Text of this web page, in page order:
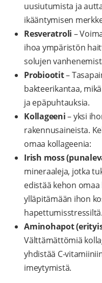
uusiutumista ja
ikääntymisen
Resveratroli –
ihoa ympäristön
solujen
Probiootit–
bakteerikantaa,
ja epäpuhtauksia.
Kollageeni– yksi
rakennusaineista.
omaa kollageenia:
Irish moss
mineraaleja, jotka
edistää kehon
ylläpitämään ihon
hapettumisstressiltä.
Aminohapot
Välttämättömiä
yhdistää C-
imeytymistä.